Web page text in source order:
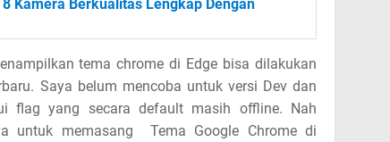
Kamera Berkualitas Lengkap Dengan
tema chrome di Edge bisa dilakukan
Saya belum mencoba untuk versi Dev dan
flag yang secara default masih offline. Nah
untuk memasang Tema Google Chrome di